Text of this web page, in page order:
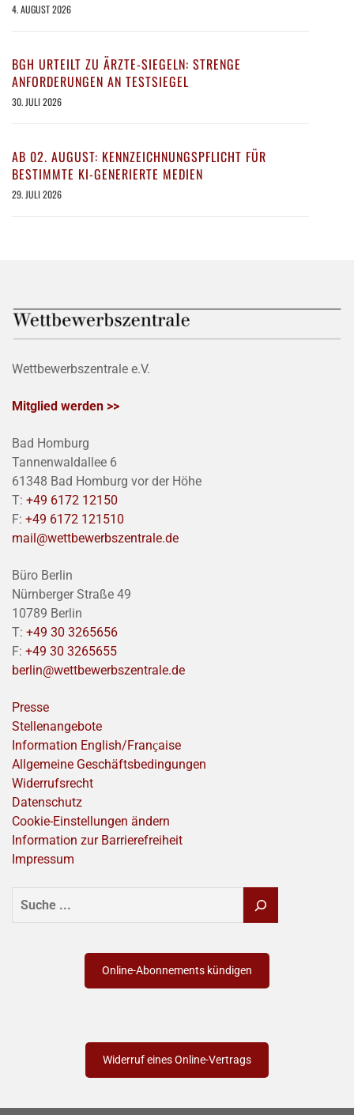
4. AUGUST 2026
BGH URTEILT ZU ÄRZTE-SIEGELN: STRENGE
ANFORDERUNGEN AN TESTSIEGEL
30. JULI 2026
AB 02. AUGUST: KENNZEICHNUNGSPFLICHT FÜR
BESTIMMTE KI-GENERIERTE MEDIEN
29. JULI 2026
Wettbewerbszentrale e.V.
Mitglied werden >>
Bad Homburg
Tannenwaldallee 6
61348 Bad Homburg vor der Höhe
T: +49 6172 12150
F: +49 6172 121510
mail@wettbewerbszentrale.de
Büro Berlin
Nürnberger Straße 49
10789 Berlin
T: +49 30 3265656
F: +49 30 3265655
berlin@wettbewerbszentrale.de
Presse
Stellenangebote
Information English/Franҫaise
Allgemeine Geschäftsbedingungen
Widerrufsrecht
Datenschutz
Cookie-Einstellungen ändern
Information zur Barrierefreiheit
Impressum
SUCHEN
Online-Abonnements kündigen
Widerruf eines Online-Vertrags